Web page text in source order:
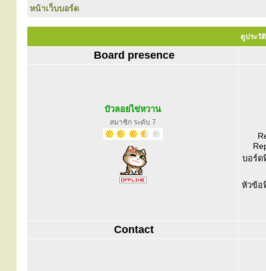
หน้าเว็บบอร์ด
ดูประวั
Board presence
บัวลอยไข่หวาน
สมาชิก ระดับ 7
บอร์ด
หัวข้อ
Contact